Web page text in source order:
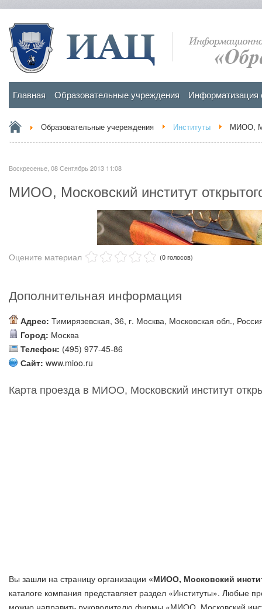
Главная Образовательные учреждения Информатизация
Образовательные учереждения Институты МИОО,
Воскресенье, 08 Сентябрь 2013 11:08
МИОО, Московский институт
Оцените материал (0 голосов)
Дополнительная информация
Адрес: Тимирязевская, 36, г. Москва, Московская обл.,
Город: Москва
Телефон: (495) 977-45-86
Сайт: www.mioo.ru
Карта проезда в МИОО, Московский институт
Вы зашли на страницу организации «МИОО, Московский
каталоге компания представляет раздел «Институты». Любые
можно направить руководителю фирмы «МИОО, Московский